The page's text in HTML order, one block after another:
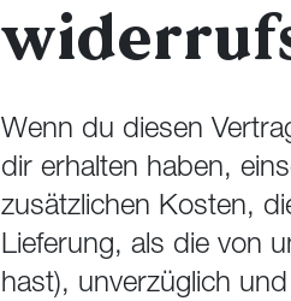
Wenn du diesen
dir erhalten haben,
zusätzlichen Kosten,
Lieferung, als die von
hast), unverzüglich